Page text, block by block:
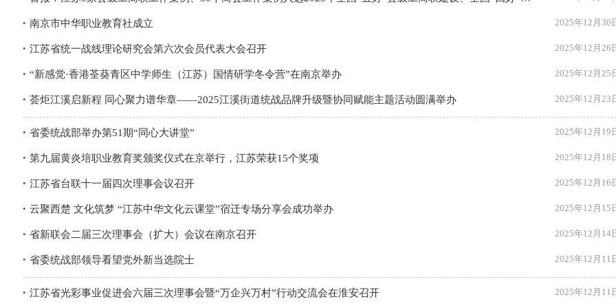
南京市中华职业教育社成立 2025年12月30
江苏省统一战线理论研究会第六次会员代表大会召开 2025年12月26
“新感觉·香港荃葵青区中学师生（江苏）国情研学冬令营”在南京举办 2025年12月25
荟炬江溪启新程 同心聚力谱华章——2025江溪街道统战品牌升级暨协同赋能主题活动圆满举办 2025年12月23
省委统战部举办第51期“同心大讲堂” 2025年12月19
第九届黄炎培职业教育奖颁奖仪式在京举行，江苏荣获15个奖项 2025年12月18
江苏省台联十一届四次理事会议召开 2025年12月16
云聚西楚 文化筑梦 “江苏中华文化云课堂”宿迁专场分享会成功举办 2025年12月15
省新联会二届三次理事会（扩大）会议在南京召开 2025年12月14
省委统战部领导看望党外新当选院士 2025年12月11
江苏省光彩事业促进会六届三次理事会暨“万企兴万村”行动交流会在淮安召开 2025年12月11